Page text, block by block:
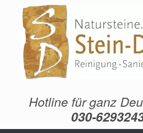
springen
Hotline für ganz
030-